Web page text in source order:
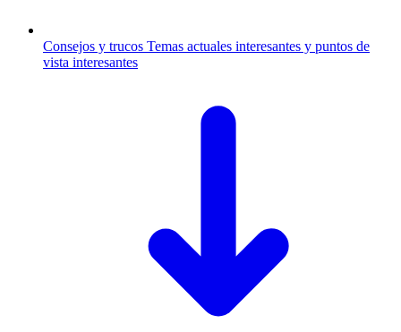
Consejos y trucos Temas actuales interesantes y puntos de
vista interesantes